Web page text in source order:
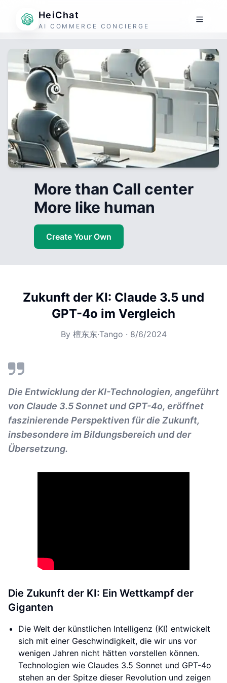
HeiChat
AI COMMERCE CONCIERGE
More than Call center
More like human
Create Your Own
Zukunft der KI: Claude 3.5 und
GPT-4o im Vergleich
By 檀东东·Tango · 8/6/2024
Die Entwicklung der KI-Technologien, angeführt
von Claude 3.5 Sonnet und GPT-4o, eröffnet
faszinierende Perspektiven für die Zukunft,
insbesondere im Bildungsbereich und der
Übersetzung.
Die Zukunft der KI: Ein Wettkampf der
Giganten
Die Welt der künstlichen Intelligenz (KI) entwickelt
sich mit einer Geschwindigkeit, die wir uns vor
wenigen Jahren nicht hätten vorstellen können.
Technologien wie Claudes 3.5 Sonnet und GPT-4o
stehen an der Spitze dieser Revolution und zeigen